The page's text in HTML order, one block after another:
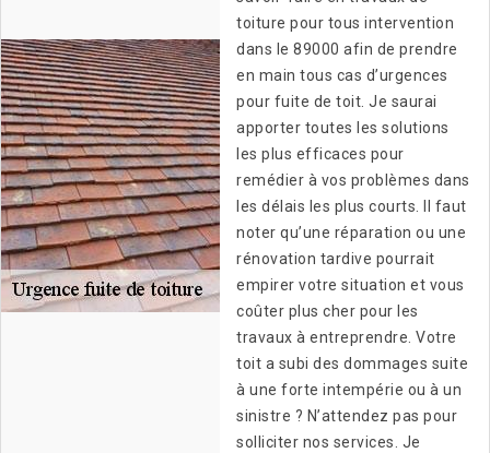
toiture pour tous intervention
dans le 89000 afin de prendre
en main tous cas d’urgences
pour fuite de toit. Je saurai
apporter toutes les solutions
les plus efficaces pour
remédier à vos problèmes dans
les délais les plus courts. Il faut
noter qu’une réparation ou une
rénovation tardive pourrait
empirer votre situation et vous
coûter plus cher pour les
travaux à entreprendre. Votre
toit a subi des dommages suite
à une forte intempérie ou à un
sinistre ? N’attendez pas pour
solliciter nos services. Je